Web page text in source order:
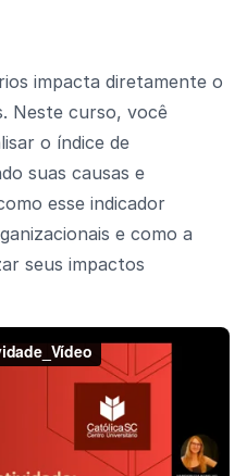
impacta diretamente o
Neste curso, você
o índice de
suas causas e
esse indicador
e como a
seus impactos
Assista o vídeo